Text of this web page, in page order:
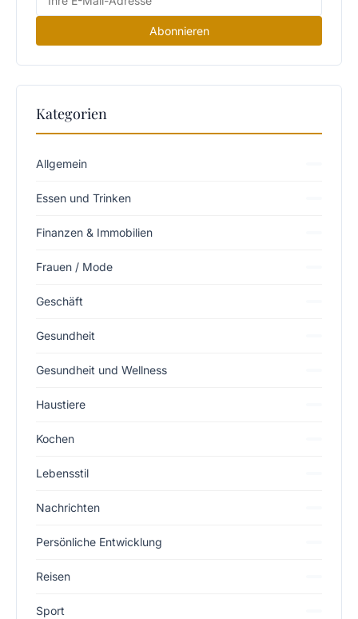
Abonnieren
Kategorien
Allgemein
Essen und Trinken
Finanzen & Immobilien
Frauen / Mode
Geschäft
Gesundheit
Gesundheit und Wellness
Haustiere
Kochen
Lebensstil
Nachrichten
Persönliche Entwicklung
Reisen
Sport